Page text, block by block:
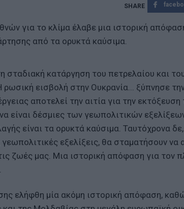
για το κλίμα έλαβε μια ιστορική
από τα ορυκτά καύσιμα.
κατάργηση του πετρελαίου και
ρωσική εισβολή στην Ουκρανία... ξύπνησε
αποτελεί την αιτία για την
είναι δέσμιες των γεωπολιτικών
είναι τα ορυκτά καύσιμα. Ταυτόχρονα
εξελίξεις, θα σταματήσουν να
ζωές μας. Μια ιστορική απόφαση για τον
ελήφθη μία ακόμη ιστορική απόφαση,